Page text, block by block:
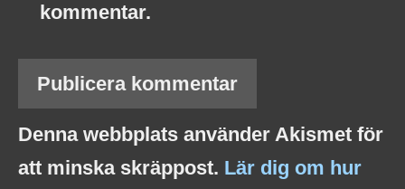
kommentar.
Denna webbplats använder Akismet för
att minska skräppost. Lär dig om hur